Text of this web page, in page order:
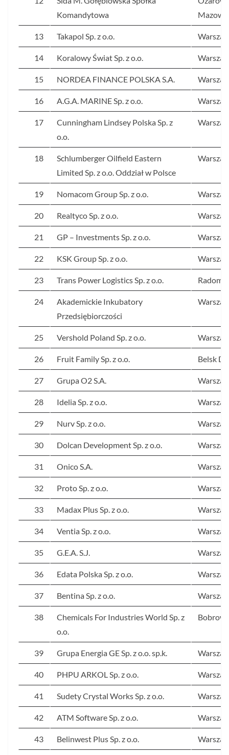
Komandytowa
13 Takapol Sp. z o.o.
14 Koralowy Świat Sp. z o.o.
15 NORDEA FINANCE POLSKA S.A.
16 A.G.A. MARINE Sp. z o.o.
17
Cunningham Lindsey Polska Sp. z
o.o.
18
Schlumberger Oilfield Eastern
Limited Sp. z o.o. Oddział w Polsce
19 Nomacom Group Sp. z o.o.
20 Realtyco Sp. z o.o.
21 GP – Investments Sp. z o.o.
22 KSK Group Sp. z o.o.
23 Trans Power Logistics Sp. z o.o. Radom
24
Akademickie Inkubatory
Przedsiębiorczości
25 Vershold Poland Sp. z o.o.
26 Fruit Family Sp. z o.o. Belsk
27 Grupa O2 S.A.
28 Idelia Sp. z o.o.
29 Nurv Sp. z o.o.
30 Dolcan Development Sp. z o.o.
31 Onico S.A.
32 Proto Sp. z o.o.
33 Madax Plus Sp. z o.o.
34 Ventia Sp. z o.o.
35 G.E.A. S.J.
36 Edata Polska Sp. z o.o.
37 Bentina Sp. z o.o.
38
Chemicals For Industries World Sp. z
o.o.
39 Grupa Energia GE Sp. z o.o. sp.k.
40 PHPU ARKOL Sp. z o.o.
41 Sudety Crystal Works Sp. z o.o.
42 ATM Software Sp. z o.o.
43 Belinwest Plus Sp. z o.o.